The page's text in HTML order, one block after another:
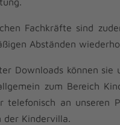
Fachkräfte sind
Abständen
Downloads können sie
zum Bereich
telefonisch an unseren
der Kindervilla.